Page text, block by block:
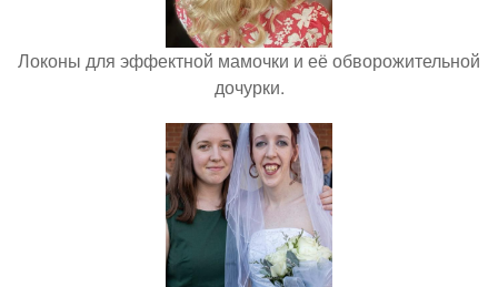
Локоны для эффектной мамочки и её обворожительной
дочурки.